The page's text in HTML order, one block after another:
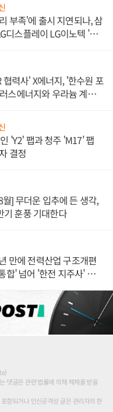
부족'에 출시 지연되나, 삼
디스플레이 LG이노텍 '탈
력사' X에너지, '한수원 포
스에너지와 우라늄 계약
'Y2' 팹과 청주 'M17' 팹
결정
] 무더운 입추에 든 생각,
기 훈풍 기대한다
만에 전력산업 구조개편
합' 넘어 '한전 지주사' 재편
댓글은 관련 법률에 의해 제재를 받을
함되거나 인신공격성 글은 관리자의 판